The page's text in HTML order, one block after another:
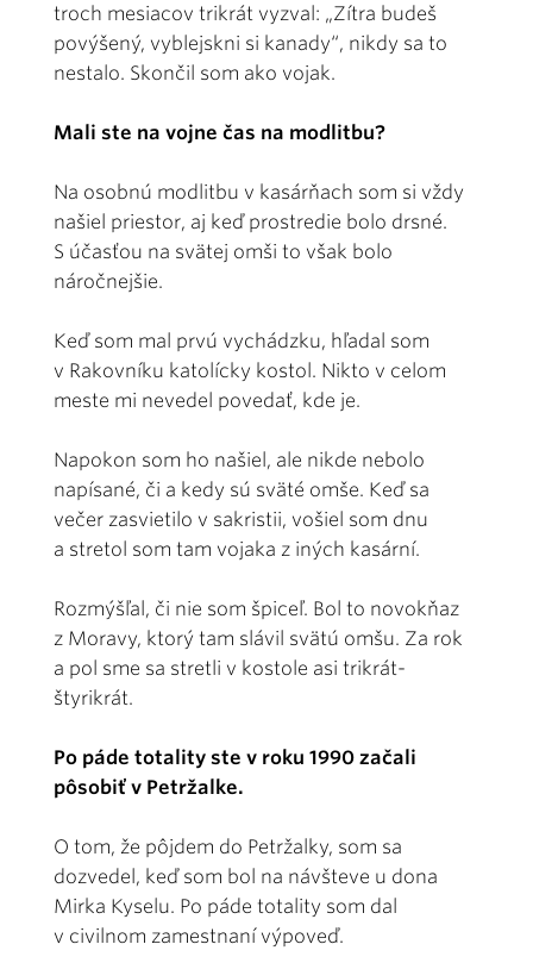
troch mesiacov trikrát vyzval: „Zítra budeš
povýšený, vyblejskni si kanady“, nikdy sa to
nestalo. Skončil som ako vojak.
Mali ste na vojne čas na modlitbu?
Na osobnú modlitbu v kasárňach som si vždy
našiel priestor, aj keď prostredie bolo drsné.
S účasťou na svätej omši to však bolo
náročnejšie.
Keď som mal prvú vychádzku, hľadal som
v Rakovníku katolícky kostol. Nikto v celom
meste mi nevedel povedať, kde je.
Napokon som ho našiel, ale nikde nebolo
napísané, či a kedy sú sväté omše. Keď sa
večer zasvietilo v sakristii, vošiel som dnu
a stretol som tam vojaka z iných kasární.
Rozmýšľal, či nie som špiceľ. Bol to novokňaz
z Moravy, ktorý tam slávil svätú omšu. Za rok
a pol sme sa stretli v kostole asi trikrát-
štyrikrát.
Po páde totality ste v roku 1990 začali
pôsobiť v Petržalke.
O tom, že pôjdem do Petržalky, som sa
dozvedel, keď som bol na návšteve u dona
Mirka Kyselu. Po páde totality som dal
v civilnom zamestnaní výpoveď.